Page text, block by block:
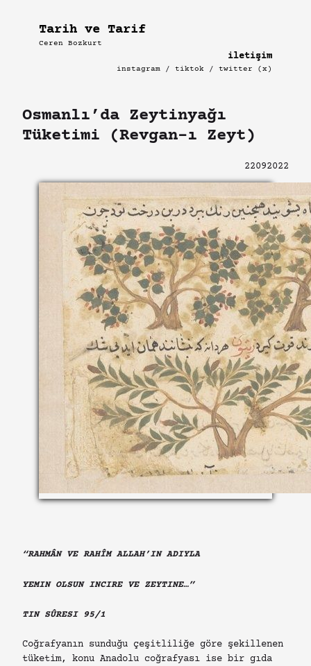
content
Tarih ve Tarif
Ceren Bozkurt
iletişim
instagram / tiktok / twitter (x)
Osmanlı’da Zeytinyağı
Tüketimi (Revgan-ı Zeyt)
22092022
“RAHMÂN VE RAHÎM ALLAH’IN ADIYLA
YEMIN OLSUN INCIRE VE ZEYTINE…”
TIN SÛRESI 95/1
Coğrafyanın sunduğu çeşitliliğe göre şekillenen
tüketim, konu Anadolu coğrafyası ise bir gıda